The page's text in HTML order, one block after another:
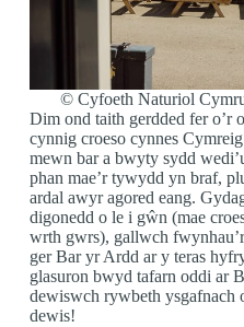
© Cyfoeth Naturiol
Dim ond taith gerdded fer o’r
cynnig croeso cynnes
mewn bar a bwyty sydd
phan mae’r tywydd yn braf,
ardal awyr agored eang.
digonedd o le i gŵn (mae
wrth gwrs), gallwch
ger Bar yr Ardd ar y teras
glasuron bwyd tafarn oddi ar
dewiswch rywbeth ysgafnach
dewis!